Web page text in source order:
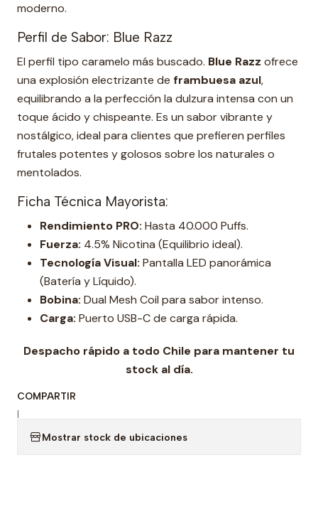
moderno.
Perfil de Sabor: Blue Razz
El perfil tipo caramelo más buscado. Blue Razz ofrece
una explosión electrizante de frambuesa azul,
equilibrando a la perfección la dulzura intensa con un
toque ácido y chispeante. Es un sabor vibrante y
nostálgico, ideal para clientes que prefieren perfiles
frutales potentes y golosos sobre los naturales o
mentolados.
Ficha Técnica Mayorista:
Rendimiento PRO: Hasta 40.000 Puffs.
Fuerza: 4.5% Nicotina (Equilibrio ideal).
Tecnología Visual: Pantalla LED panorámica
(Batería y Líquido).
Bobina: Dual Mesh Coil para sabor intenso.
Carga: Puerto USB-C de carga rápida.
Despacho rápido a todo Chile para mantener tu
stock al día.
COMPARTIR
|
Mostrar stock de ubicaciones